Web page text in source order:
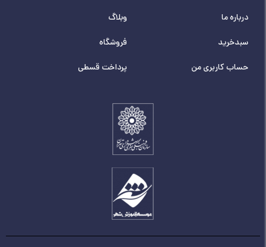
درباره ما
سبدخرید
حساب کاربری من
وبلاگ
فروشگاه
پرداخت قسطی